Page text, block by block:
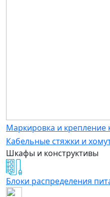
Маркировка и крепление
Кабельные стяжки и
Шкафы и конструктивы
Блоки распределения